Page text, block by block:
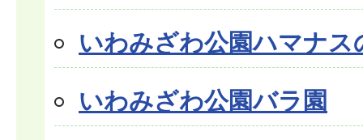
いわみざわ公園ハマナス
いわみざわ公園バラ園